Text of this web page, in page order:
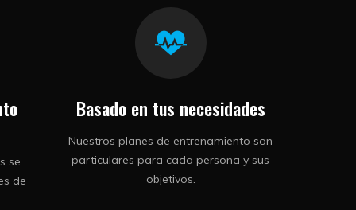
se
de
Basado en tus necesidades
Nuestros planes de entrenamiento son
particulares para cada persona y sus
objetivos.